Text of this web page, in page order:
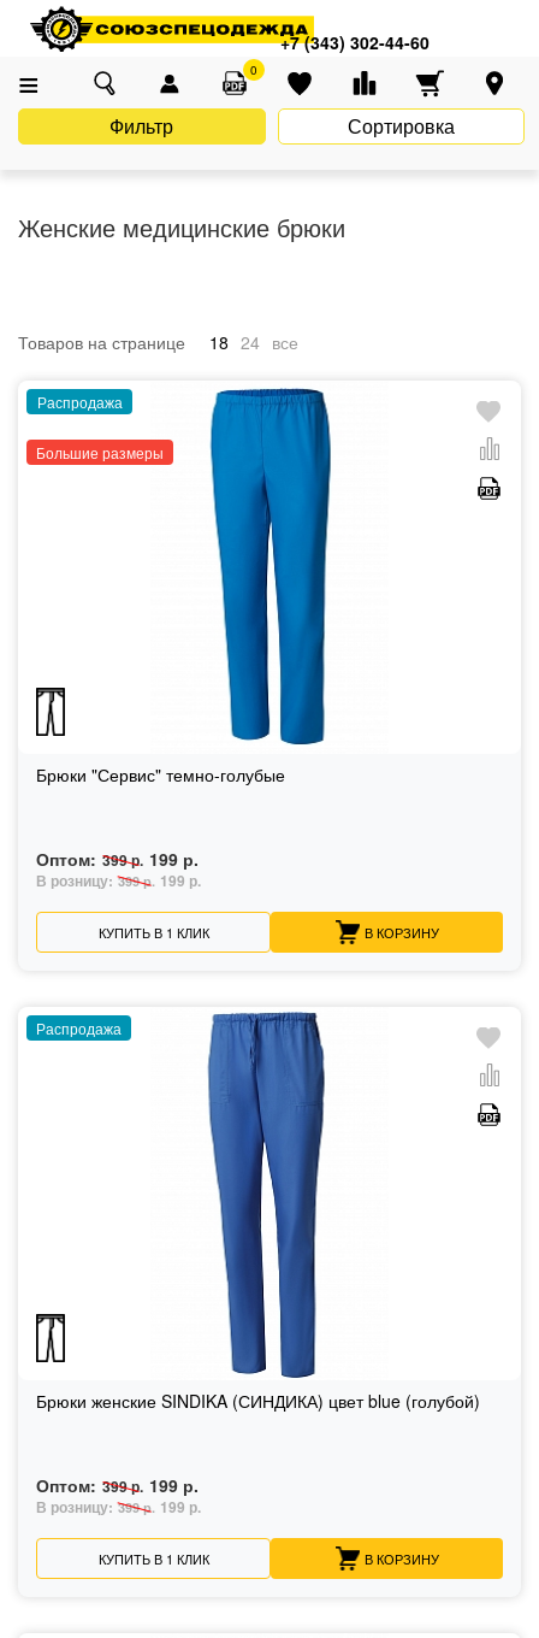
+7 (343) 302-44-60
0
Главная Каталог Униформа
Медицинские учреждения, аптеки
Медицинские брюки женские
Женские медицинские брюки
Фильтр Сортировка
Товаров на странице 18 24 все
Распродажа
Большие размеры
Брюки "Сервис" темно-голубые
Оптом: 399 р. 199 р.
В розницу: 399 р. 199 р.
КУПИТЬ В 1 КЛИК В КОРЗИНУ
Распродажа
Брюки женские SINDIKA (СИНДИКА) цвет blue (голубой)
Оптом: 399 р. 199 р.
В розницу: 399 р. 199 р.
КУПИТЬ В 1 КЛИК В КОРЗИНУ